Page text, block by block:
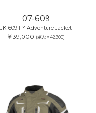
07-609
JK-609 FY Adventure Jacket
￥39,000 (税込:￥42,900)